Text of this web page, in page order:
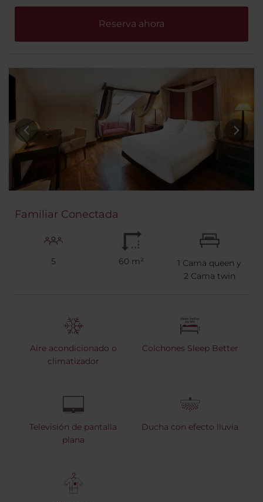
Reserva ahora
Familiar Conectada
5 60 m² 1 Cama queen y
2 Cama twin
Aire acondicionado o
climatizador
Colchones Sleep Better
Televisión de pantalla
plana
Ducha con efecto lluvia